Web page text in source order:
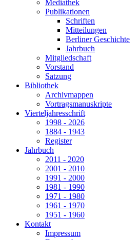
Mediathek
Publikationen
Schriften
Mitteilungen
Berliner Geschichte
Jahrbuch
Mitgliedschaft
Vorstand
Satzung
Bibliothek
Archivmappen
Vortragsmanuskripte
Vierteljahresschrift
1998 - 2026
1884 - 1943
Register
Jahrbuch
2011 - 2020
2001 - 2010
1991 - 2000
1981 - 1990
1971 - 1980
1961 - 1970
1951 - 1960
Kontakt
Impressum